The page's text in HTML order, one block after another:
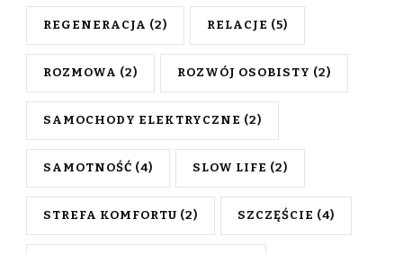
REGENERACJA (2) RELACJE (5)
ROZMOWA (2) ROZWÓJ OSOBISTY (2)
SAMOCHODY ELEKTRYCZNE (2)
SAMOTNOŚĆ (4) SLOW LIFE (2)
STREFA KOMFORTU (2) SZCZĘŚCIE (4)